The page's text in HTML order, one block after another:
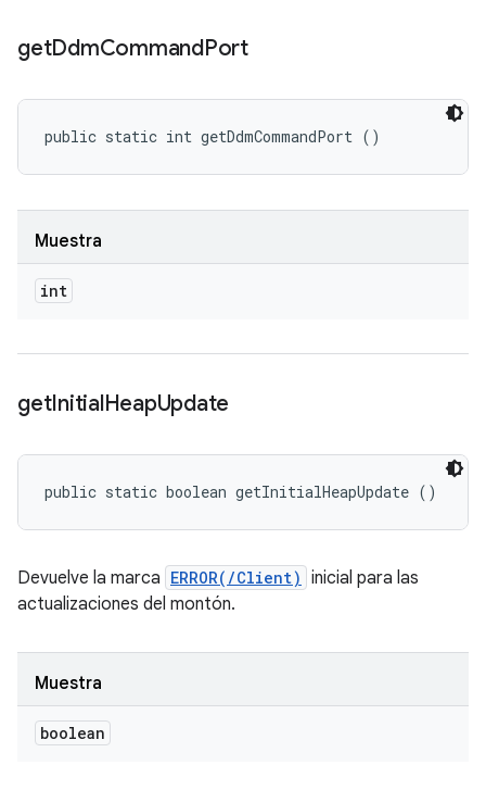
getDdmCommandPort
public static int getDdmCommandPort ()
Muestra
int
getInitialHeapUpdate
public static boolean getInitialHeapUpdate ()
Devuelve la marca ERROR(/Client) inicial para las
actualizaciones del montón.
Muestra
boolean